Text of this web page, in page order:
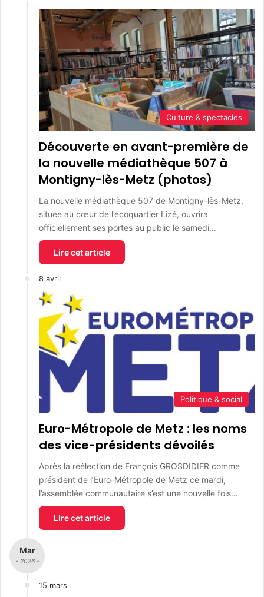
Culture & spectacles
Découverte en avant-première de
la nouvelle médiathèque 507 à
Montigny-lès-Metz (photos)
La nouvelle médiathèque 507 de Montigny-lès-Metz,
située au cœur de l’écoquartier Lizé, ouvrira
officiellement ses portes au public le samedi…
Lire cet article
8 avril
Politique & social
Euro-Métropole de Metz : les noms
des vice-présidents dévoilés
Après la réélection de François GROSDIDIER comme
président de l’Euro-Métropole de Metz ce mardi,
l’assemblée communautaire s’est une nouvelle fois…
Lire cet article
Mar
- 2026 -
15 mars